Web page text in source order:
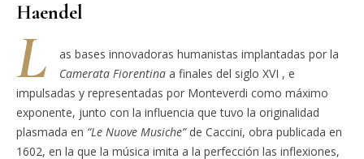
Haendel
L
as bases innovadoras humanistas implantadas por la
Camerata Fiorentinaa finales del siglo XVI , e
impulsadas y representadas por Monteverdi como máximo
exponente, junto con la influencia que tuvo la originalidad
plasmada en “Le Nuove Musiche”de Caccini, obra publicada en
1602, en la que la música imita a la perfección las inflexiones,